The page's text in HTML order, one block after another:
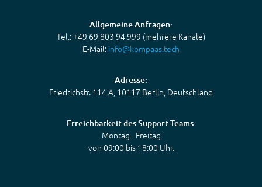
Allgemeine Anfragen:
Tel.: +49 69 803 94 999 (mehrere Kanäle)
E-Mail: info@kompaas.tech
Adresse:
Friedrichstr. 114 A, 10117 Berlin, Deutschland
Erreichbarkeit des Support-Teams:
Montag - Freitag
von 09:00 bis 18:00 Uhr.